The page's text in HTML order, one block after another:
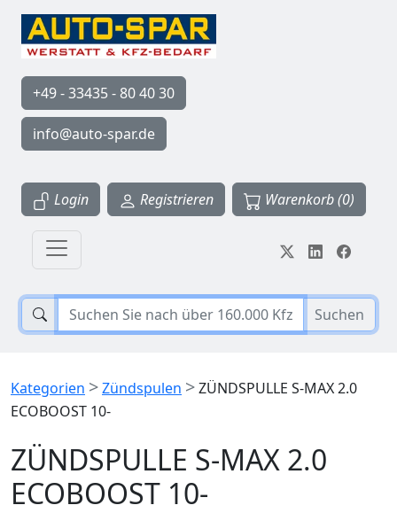
+49 - 33435 - 80 40 30
info@auto-spar.de
Login Registrieren Warenkorb (0)
Suchen
Kategorien >Zündspulen >ZÜNDSPULLE S-MAX 2.0
ECOBOOST 10-
ZÜNDSPULLE S-MAX 2.0
ECOBOOST 10-